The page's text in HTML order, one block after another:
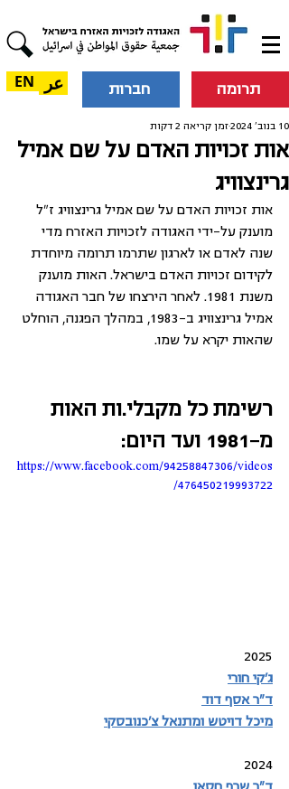
תרומה חברות عر EN
אות זכויות האדם על שם אמיל
גרינצוויג
10 בנוב׳ 2024 זמן קריאה 2 דקות
אות זכויות האדם על שם אמיל גרינצוויג ז"ל
מוענק על-ידי האגודה לזכויות האזרח מדי
שנה לאדם או לארגון שתרמו תרומה מיוחדת
לקידום זכויות האדם בישראל. האות מוענק
משנת 1981. לאחר הירצחו של חבר האגודה
אמיל גרינצוויג ב-1983, במהלך הפגנה, הוחלט
שהאות יקרא על שמו.
רשימת כל מקבלי.ות האות
מ-1981 ועד היום:
https://www.facebook.com/94258847306/videos
/476450219993722
2025
ג'קי חורי
ד"ר אסף דוד
מיכל דויטש ומתנאל צ'כנובסקי
2024
ד"ר שרף חסאן